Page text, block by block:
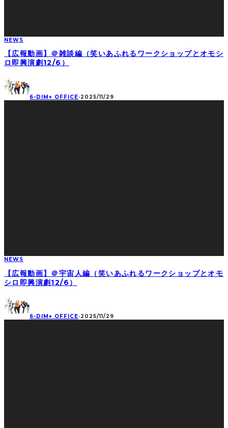
NEWS
【広報動画】＠雑談編（笑いあふれるワークショップとオモシ
ロ即興演劇12/6）
6-DIM+ OFFICE·2025/11/29
NEWS
【広報動画】＠宇宙人編（笑いあふれるワークショップとオモ
シロ即興演劇12/6）
6-DIM+ OFFICE·2025/11/29